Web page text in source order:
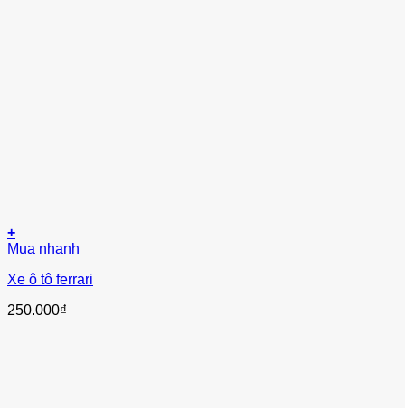
+
Mua nhanh
Xe ô tô ferrari
250.000₫